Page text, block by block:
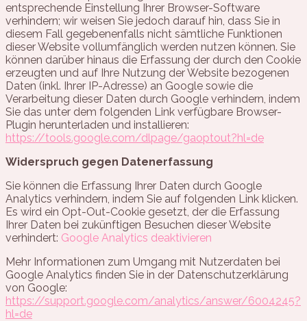
entsprechende Einstellung Ihrer Browser-Software
verhindern; wir weisen Sie jedoch darauf hin, dass Sie in
diesem Fall gegebenenfalls nicht sämtliche Funktionen
dieser Website vollumfänglich werden nutzen können. Sie
können darüber hinaus die Erfassung der durch den Cookie
erzeugten und auf Ihre Nutzung der Website bezogenen
Daten (inkl. Ihrer IP-Adresse) an Google sowie die
Verarbeitung dieser Daten durch Google verhindern, indem
Sie das unter dem folgenden Link verfügbare Browser-
Plugin herunterladen und installieren:
https://tools.google.com/dlpage/gaoptout?hl=de
Widerspruch gegen Datenerfassung
Sie können die Erfassung Ihrer Daten durch Google
Analytics verhindern, indem Sie auf folgenden Link klicken.
Es wird ein Opt-Out-Cookie gesetzt, der die Erfassung
Ihrer Daten bei zukünftigen Besuchen dieser Website
verhindert: Google Analytics deaktivieren
Mehr Informationen zum Umgang mit Nutzerdaten bei
Google Analytics finden Sie in der Datenschutzerklärung
von Google:
https://support.google.com/analytics/answer/6004245?
hl=de